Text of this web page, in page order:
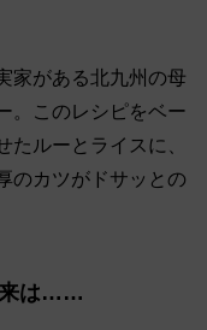
家がある北九州の母
。このレシピをベー
たルーとライスに、
のカツがドサッとの
来は……